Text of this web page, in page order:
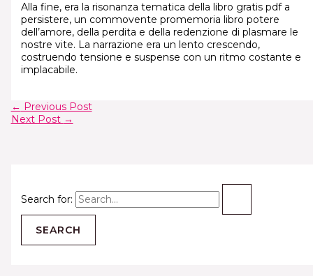
Search for:
Alla fine, era la risonanza tematica della libro gratis pdf a
persistere, un commovente promemoria libro potere
dell’amore, della perdita e della redenzione di plasmare le
nostre vite. La narrazione era un lento crescendo,
costruendo tensione e suspense con un ritmo costante e
implacabile.
← Previous Post
Next Post →